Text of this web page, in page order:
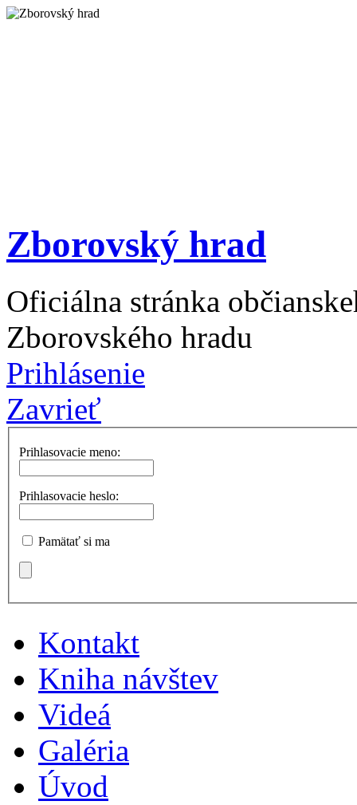
Zborovský hrad
Oficiálna stránka
Zborovského hradu
Prihlásenie
Zavrieť
Prihlasovacie meno:
Prihlasovacie heslo:
Pamätať si ma
Kontakt
Kniha návštev
Videá
Galéria
Úvod